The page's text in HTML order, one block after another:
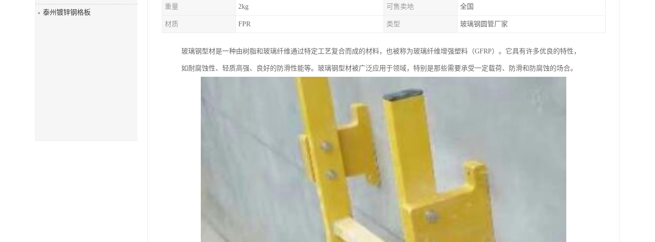
泰州镀锌钢格板
重量 2kg 可售卖地 全国
材质 FPR 类型 玻璃钢圆管厂家
玻璃钢型材是一种由树脂和玻璃纤维通过特定工艺复合而成的材料，也被称为玻璃纤维增强塑料（GFRP）。它具有许多优良的特性，
如耐腐蚀性、轻质高强、良好的防滑性能等。玻璃钢型材被广泛应用于领域，特别是那些需要承受一定载荷、防滑和防腐蚀的场合。